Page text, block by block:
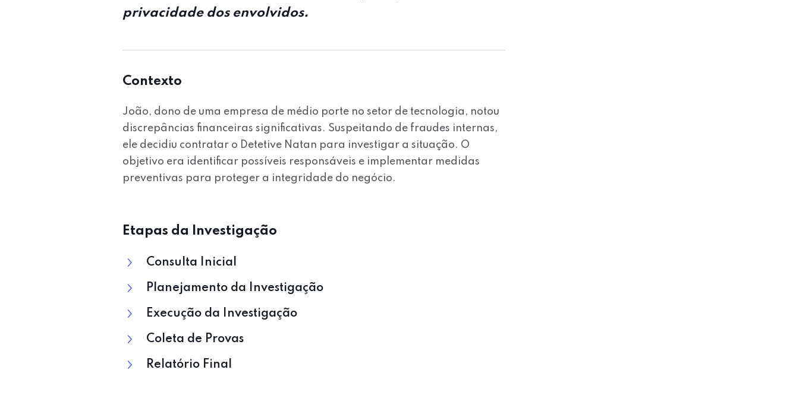
privacidade dos envolvidos.
Contexto
João, dono de uma empresa de médio porte no setor de tecnologia, notou
discrepâncias financeiras significativas. Suspeitando de fraudes internas,
ele decidiu contratar o Detetive Natan para investigar a situação. O
objetivo era identificar possíveis responsáveis e implementar medidas
preventivas para proteger a integridade do negócio.
Etapas da Investigação
Consulta Inicial
Planejamento da Investigação
Execução da Investigação
Coleta de Provas
Relatório Final